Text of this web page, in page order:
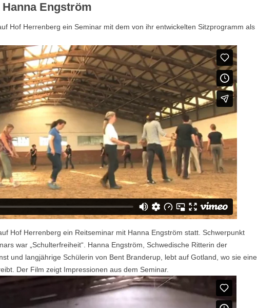
Engström
Hof Herrenberg ein Seminar mit dem von ihr entwickelten Sitzprogramm als
Hof Herrenberg ein Reitseminar mit Hanna Engström statt. Schwerpunkt
war „Schulterfreiheit“. Hanna Engström, Schwedische Ritterin der
und langjährige Schülerin von Bent Branderup, lebt auf Gotland, wo sie eine
Der Film zeigt Impressionen aus dem Seminar.